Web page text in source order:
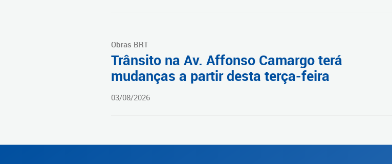
Obras BRT
Trânsito na Av. Affonso Camargo terá
mudanças a partir desta terça-feira
03/08/2026